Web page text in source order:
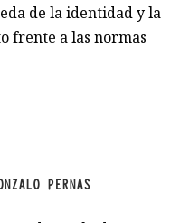
de la identidad y la
frente a las normas
PERNAS